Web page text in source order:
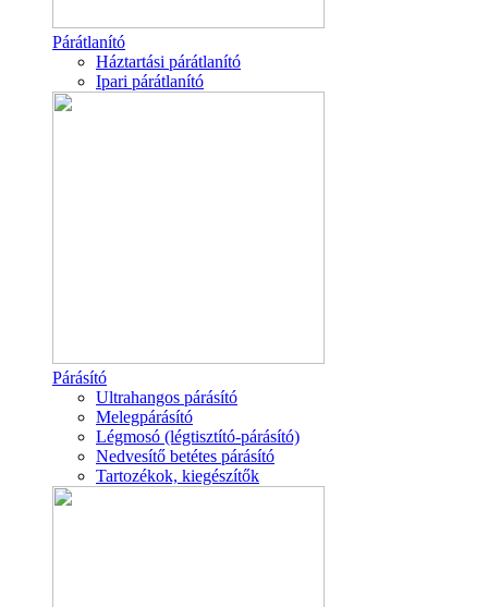
Párátlanító
Háztartási párátlanító
Ipari párátlanító
Párásító
Ultrahangos párásító
Melegpárásító
Légmosó (légtisztító-párásító)
Nedvesítő betétes párásító
Tartozékok, kiegészítők